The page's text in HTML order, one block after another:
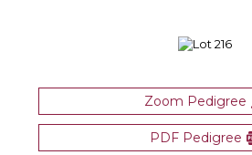
Zoom Pedigree
PDF Pedigree